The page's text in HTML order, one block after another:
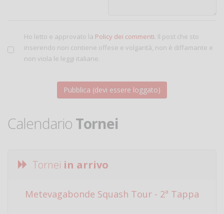
Ho letto e approvato la Policy dei commenti. Il post che sto
inserendo non contiene offese e volgarità, non è diffamante e
non viola le leggi italiane.
Calendario Tornei
Tornei in arrivo
Metevagabonde Squash Tour - 2ª Tappa